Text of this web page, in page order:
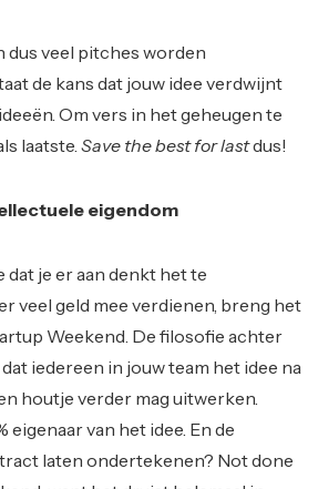
dus veel pitches worden
de kans dat jouw idee verdwijnt
Om vers in het geheugen te
laatste. Save the best for lastdus!
eigendom
dat je er aan denkt het te
veel geld mee verdienen, breng het
Weekend. De filosofie achter
iedereen in jouw team het idee na
houtje verder mag uitwerken.
eigenaar van het idee. En de
laten ondertekenen? Not done